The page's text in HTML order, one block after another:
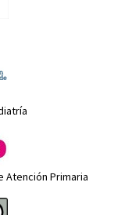
Atención Primaria